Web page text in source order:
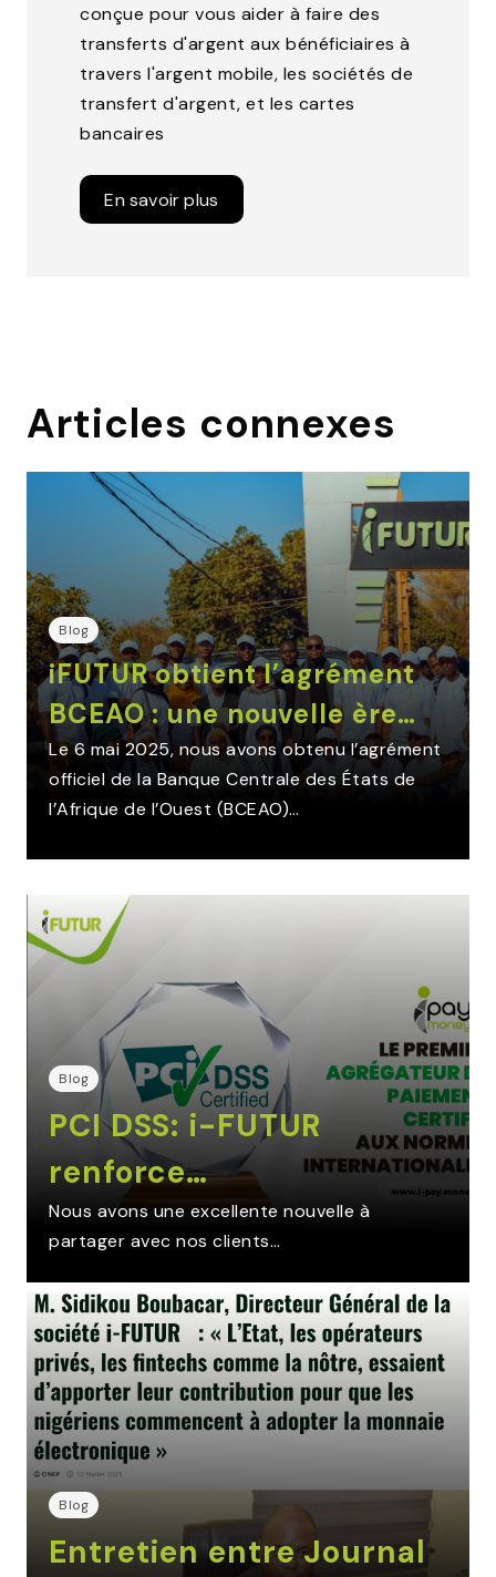
conçue pour vous aider à faire des
transferts d'argent aux bénéficiaires à
travers l'argent mobile, les sociétés de
transfert d'argent, et les cartes
bancaires
En savoir plus
Articles connexes
Blog
iFUTUR obtient l’agrément
BCEAO : une nouvelle ère…
Le 6 mai 2025, nous avons obtenu l’agrément
officiel de la Banque Centrale des États de
l’Afrique de l’Ouest (BCEAO)…
Blog
PCI DSS: i-FUTUR
renforce…
Nous avons une excellente nouvelle à
partager avec nos clients…
Blog
Entretien entre Journal